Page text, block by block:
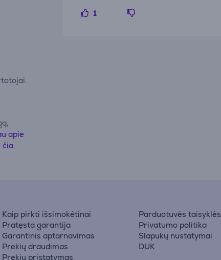
apie
čia.
1
Kaip pirkti išsimokėtinai
Pratęsta garantija
Garantinis aptarnavimas
Prekių draudimas
Prekių pristatymas
Parduotuvės taisyklės
Privatumo politika
Slapukų nustatymai
DUK